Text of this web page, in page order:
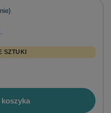
SZTUKI